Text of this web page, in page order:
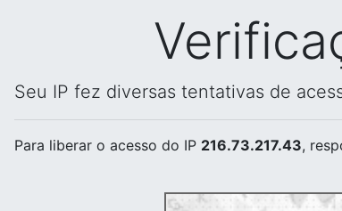
Seu IP fez diversas tentativas de
Para liberar o acesso do IP 216.73.217.43,